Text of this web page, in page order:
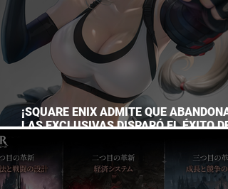
¡SQUARE ENIX ADMITE QUE
LAS EXCLUSIVAS DISPARÓ EL ÉXITO DE